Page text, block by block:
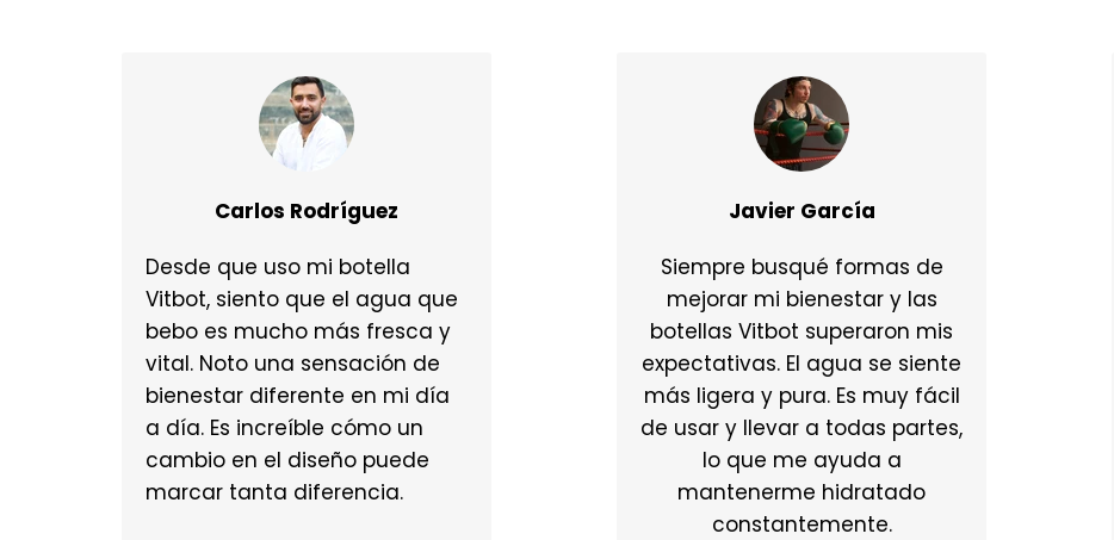
Javier García
Siempre busqué formas de
mejorar mi bienestar y las
botellas Vitbot superaron mis
expectativas. El agua se siente
más ligera y pura. Es muy fácil
de usar y llevar a todas partes,
lo que me ayuda a
mantenerme hidratado
constantemente.
Carlos Rodríguez
Desde que uso mi botella
Vitbot, siento que el agua que
bebo es mucho más fresca y
vital. Noto una sensación de
bienestar diferente en mi día
a día. Es increíble cómo un
cambio en el diseño puede
marcar tanta diferencia.